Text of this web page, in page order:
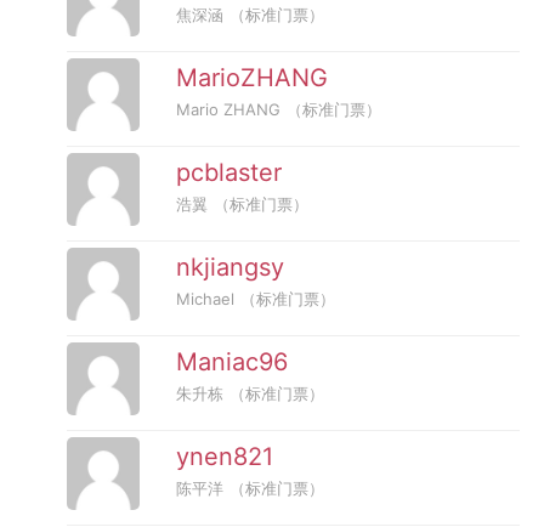
焦深涵 （标准门票）
MarioZHANG
Mario ZHANG （标准门票）
pcblaster
浩翼 （标准门票）
nkjiangsy
Michael （标准门票）
Maniac96
朱升栋 （标准门票）
ynen821
陈平洋 （标准门票）